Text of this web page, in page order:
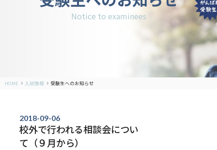
Notice to examinees
HOME 入試情報 受験生へのお知らせ
2018-09-06
校外で行われる相談会につい
て（９月から）